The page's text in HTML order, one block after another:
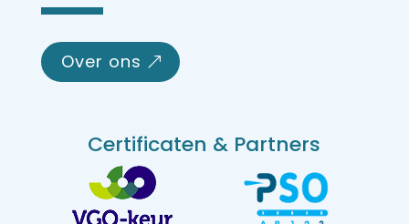
over ons
Certificaten & Partners